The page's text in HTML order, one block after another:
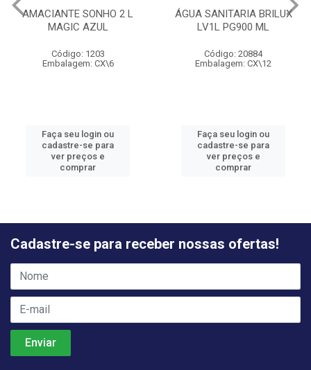
AMACIANTE SONHO 2 L
MAGIC AZUL
Código: 1203
Embalagem: CX\6
Faça seu login ou
cadastre-se para
ver preços e
comprar
ÁGUA SANITARIA BRILUX
LV1L PG900 ML
Código: 20884
Embalagem: CX\12
Faça seu login ou
cadastre-se para
ver preços e
comprar
Cadastre-se para receber nossas ofertas!